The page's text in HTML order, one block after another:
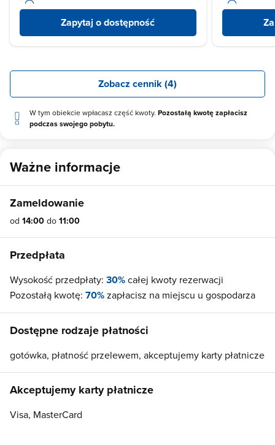
Zapytaj o dostępność
Zobacz cennik (4)
W tym obiekcie wpłacasz część kwoty. Pozostałą kwotę zapłacisz
podczas swojego pobytu.
Ważne informacje
Zameldowanie
od 14:00 do 11:00
Przedpłata
Wysokość przedpłaty: 30%całej kwoty rezerwacji
Pozostałą kwotę: 70%zapłacisz na miejscu u gospodarza
Dostępne rodzaje płatności
gotówka, płatność przelewem, akceptujemy karty płatnicze
Akceptujemy karty płatnicze
Visa, MasterCard